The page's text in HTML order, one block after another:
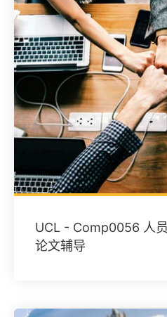
UCL - Comp0056 人
论文辅导